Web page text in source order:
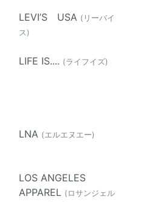
LEVI’S USA (リーバイ
ス)
LIFE IS.... (ライフイズ)
LNA (エルエヌエー)
LOS ANGELES
APPAREL (ロサンジェル